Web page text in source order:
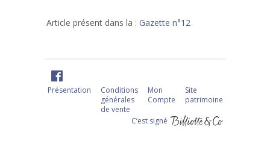
Article présent dans la : Gazette n°12
Présentation
Conditions
générales
de vente
Mon
Compte
Site
patrimoine
C‘est signé